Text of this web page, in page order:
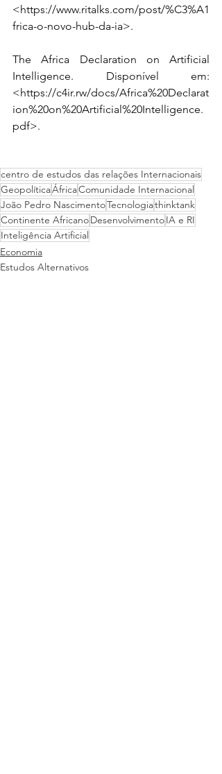
<https://www.ritalks.com/post/%C3%A1
frica-o-novo-hub-da-ia>.
The Africa Declaration on Artificial
Intelligence. Disponível em:
<https://c4ir.rw/docs/Africa%20Declarat
ion%20on%20Artificial%20Intelligence.
pdf>.
centro de estudos das relações Internacionais
GeopolíticaÁfricaComunidade Internacional
João Pedro NascimentoTecnologiathinktank
Continente AfricanoDesenvolvimentoIA e RI
Inteligência Artificial
Economia
Estudos Alternativos